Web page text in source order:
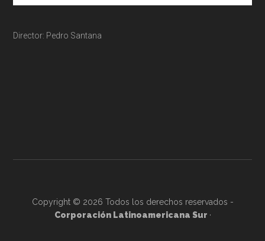
Director: Pedro Santana
Copyright © 2026 Todos los derechos reservados -
Corporación Latinoamericana Sur ·